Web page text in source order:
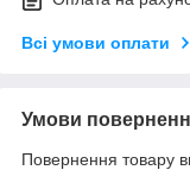
Всі умови оплати
Умови
Повернення товару